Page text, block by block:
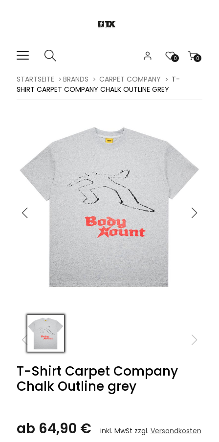
0
0
STARTSEITE BRANDS CARPET COMPANY
T-
SHIRT CARPET COMPANY CHALK OUTLINE GREY
T-Shirt Carpet Company
Chalk Outline grey
ab 64,90 € inkl. MwSt zzgl. Versandkosten